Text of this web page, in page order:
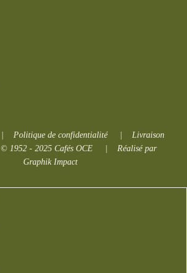
Politique de confidentialité| Livraison
© 1952 - 2025 Cafés OCE| Réalisé par
Graphik Impact